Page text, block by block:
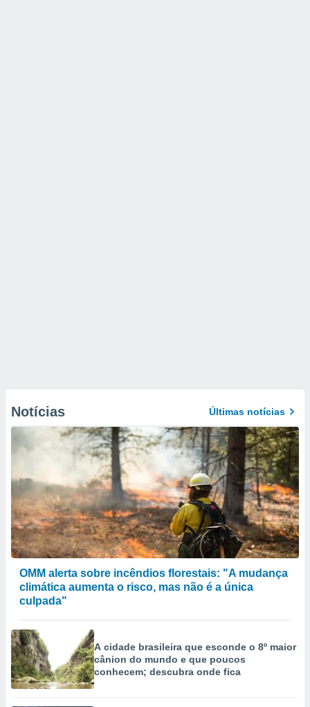
Notícias Últimas notícias
OMM alerta sobre incêndios florestais: "A mudança
climática aumenta o risco, mas não é a única
culpada"
A cidade brasileira que esconde o 8º maior
cânion do mundo e que poucos
conhecem; descubra onde fica